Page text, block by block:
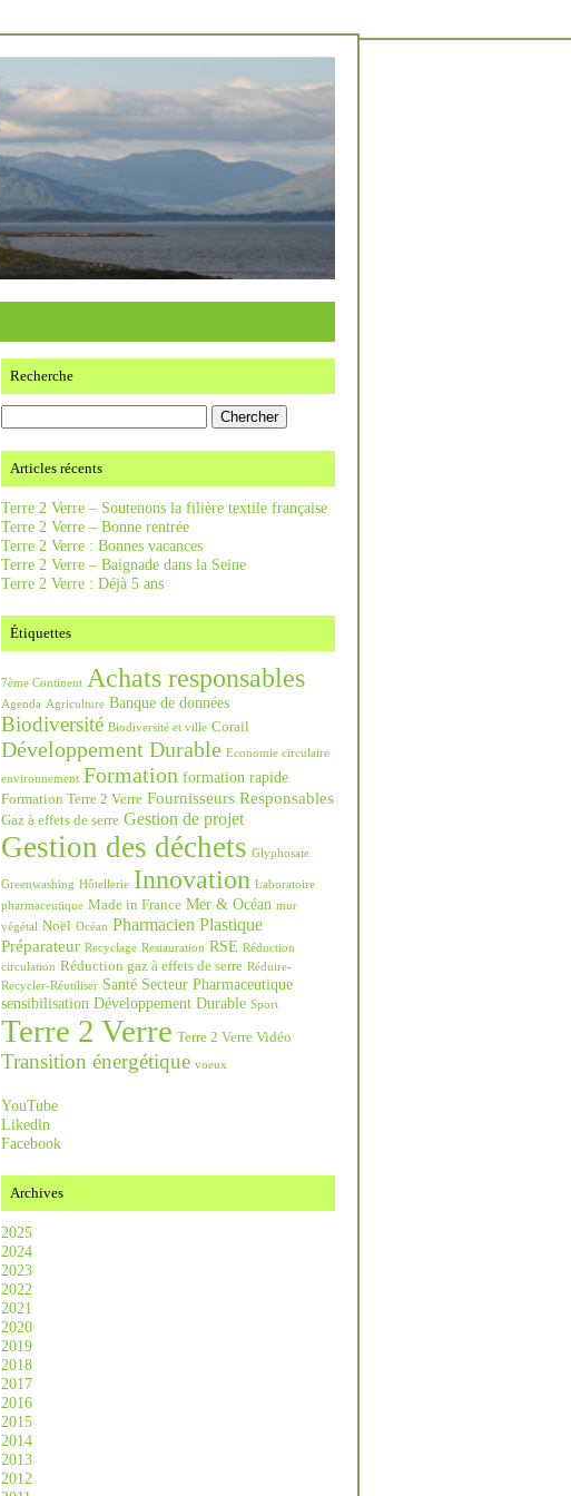
Recherche
Articles récents
Terre 2 Verre – Soutenons la filière textile française
Terre 2 Verre – Bonne rentrée
Terre 2 Verre : Bonnes vacances
Terre 2 Verre – Baignade dans la Seine
Terre 2 Verre : Déjà 5 ans
Étiquettes
7ème Continent Achats responsables
Agenda Agriculture Banque de données
Biodiversité Biodiversité et ville Corail
Développement Durable Economie circulaire
environnement Formation formation rapide
Formation Terre 2 Verre Fournisseurs Responsables
Gaz à effets de serre Gestion de projet
Gestion des déchets Glyphosate
Greenwashing Hôtellerie Innovation Laboratoire
pharmaceutique Made in France Mer & Océan mur
végétal Noël Océan Pharmacien Plastique
Préparateur Recyclage Restauration RSE Réduction
circulation Réduction gaz à effets de serre Réduire-
Recycler-Réutiliser Santé Secteur Pharmaceutique
sensibilisation Développement Durable Sport
Terre 2 Verre Terre 2 Verre Vidéo
Transition énergétique voeux
YouTube
Likedln
Facebook
Archives
2025
2024
2023
2022
2021
2020
2019
2018
2017
2016
2015
2014
2013
2012